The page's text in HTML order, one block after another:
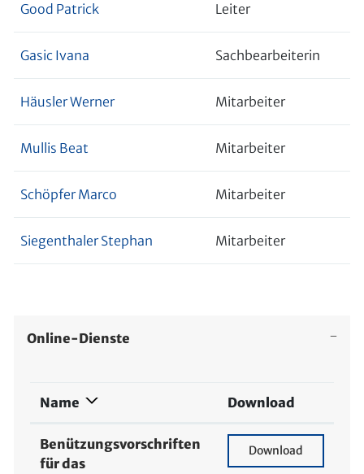
Good Patrick Leiter
Gasic Ivana Sachbearbeiterin
Häusler Werner Mitarbeiter
Mullis Beat Mitarbeiter
Schöpfer Marco Mitarbeiter
Siegenthaler Stephan Mitarbeiter
Online-Dienste
Name Download
Benützungsvorschriften
für das
Download